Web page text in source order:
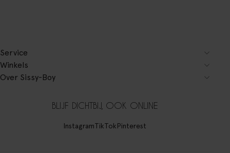
Service
Winkels
Over Sissy-Boy
BLIJF DICHTBIJ, OOK ONLINE
InstagramTikTokPinterest